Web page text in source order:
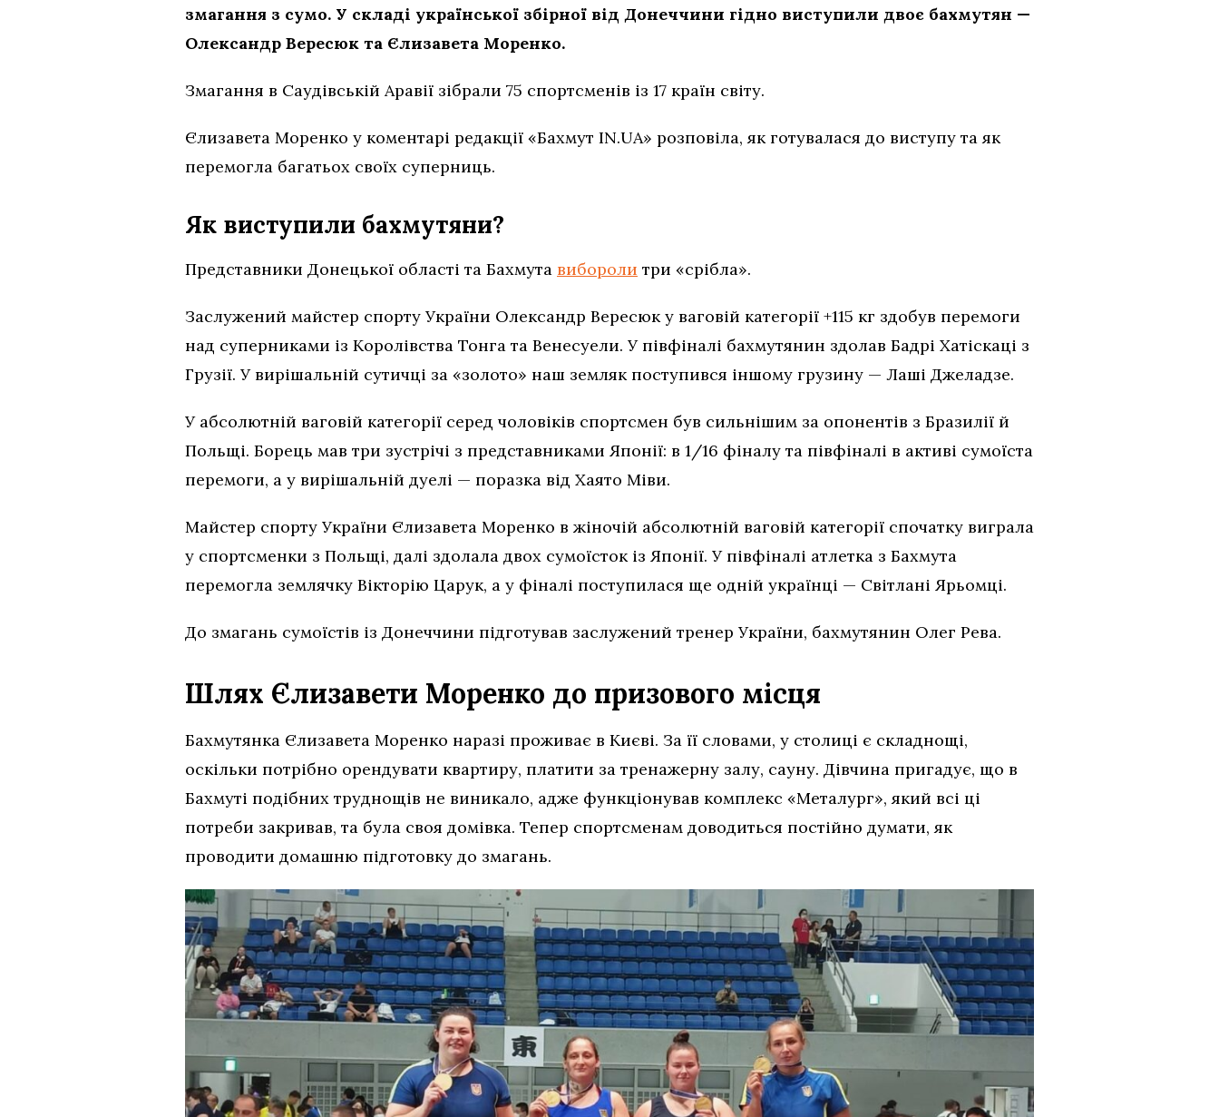
змагання з сумо. У складі української збірної від Донеччини гідно виступили двоє бахмутян —
Олександр Вересюк та Єлизавета Моренко.
Змагання в Саудівській Аравії зібрали 75 спортсменів із 17 країн світу.
Єлизавета Моренко у коментарі редакції «Бахмут IN.UA» розповіла, як готувалася до виступу та як
перемогла багатьох своїх суперниць.
Як виступили бахмутяни?
Представники Донецької області та Бахмута вибороли три «срібла».
Заслужений майстер спорту України Олександр Вересюк у ваговій категорії +115 кг здобув перемоги
над суперниками із Королівства Тонга та Венесуели. У півфіналі бахмутянин здолав Бадрі Хатіскаці з
Грузії. У вирішальній сутичці за «золото» наш земляк поступився іншому грузину — Лаші Джеладзе.
У абсолютній ваговій категорії серед чоловіків спортсмен був сильнішим за опонентів з Бразилії й
Польщі. Борець мав три зустрічі з представниками Японії: в 1/16 фіналу та півфіналі в активі сумоїста
перемоги, а у вирішальній дуелі — поразка від Хаято Міви.
Майстер спорту України Єлизавета Моренко в жіночій абсолютній ваговій категорії спочатку виграла
у спортсменки з Польщі, далі здолала двох сумоїсток із Японії. У півфіналі атлетка з Бахмута
перемогла землячку Вікторію Царук, а у фіналі поступилася ще одній українці — Світлані Ярьомці.
До змагань сумоїстів із Донеччини підготував заслужений тренер України, бахмутянин Олег Рева.
Шлях Єлизавети Моренко до призового місця
Бахмутянка Єлизавета Моренко наразі проживає в Києві. За її словами, у столиці є складнощі,
оскільки потрібно орендувати квартиру, платити за тренажерну залу, сауну. Дівчина пригадує, що в
Бахмуті подібних труднощів не виникало, адже функціонував комплекс «Металург», який всі ці
потреби закривав, та була своя домівка. Тепер спортсменам доводиться постійно думати, як
проводити домашню підготовку до змагань.